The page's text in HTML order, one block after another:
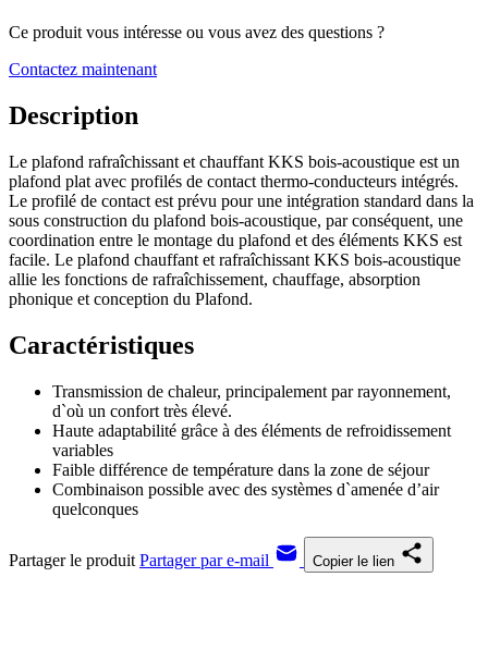
Ce produit vous intéresse ou vous avez des questions ?
Contactez maintenant
Description
Le plafond rafraîchissant et chauffant KKS bois-acoustique est un
plafond plat avec profilés de contact thermo-conducteurs intégrés.
Le profilé de contact est prévu pour une intégration standard dans la
sous construction du plafond bois-acoustique, par conséquent, une
coordination entre le montage du plafond et des éléments KKS est
facile. Le plafond chauffant et rafraîchissant KKS bois-acoustique
allie les fonctions de rafraîchissement, chauffage, absorption
phonique et conception du Plafond.
Caractéristiques
Transmission de chaleur, principalement par rayonnement,
d`où un confort très élevé.
Haute adaptabilité grâce à des éléments de refroidissement
variables
Faible différence de température dans la zone de séjour
Combinaison possible avec des systèmes d`amenée d’air
quelconques
Partager le produit Partager par e-mail Copier le lien